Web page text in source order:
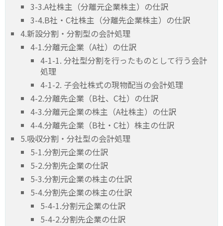
3-3.A社株主（分離元企業株主）の仕訳
3-4.B社・C社株主（分離先企業株主）の仕訳
4.新設分割・分割型の会計処理
4-1.分離元企業（A社）の仕訳
4-1-1. 分社型分割を行ったものとして行う会計
処理
4-1-2. 子会社株式の現物配当の会計処理
4-2.分離先企業（B社、C社）の仕訳
4-3.分離元企業の株主（A社株主）の仕訳
4-4.分離先企業（B社・C社）株主の仕訳
5.吸収分割・分社型の会計処理
5-1.分割元企業の仕訳
5-2.分割先企業の仕訳
5-3.分割元企業の株主の仕訳
5-4.分割先企業の株主の仕訳
5-4-1.分割元企業の仕訳
5-4-2.分割先企業の仕訳